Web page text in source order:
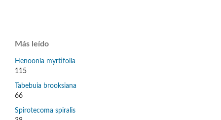
Más leído
Henoonia myrtifolia
115
Tabebuia brooksiana
66
Spirotecoma spiralis